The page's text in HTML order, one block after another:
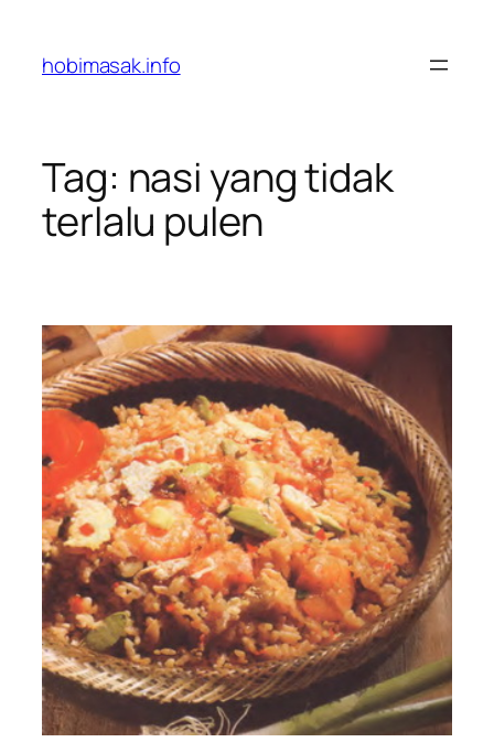
content
hobimasak.info
Tag: nasi yang tidak
terlalu pulen